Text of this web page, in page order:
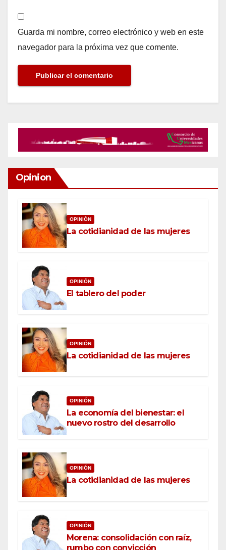
Guarda mi nombre, correo electrónico y web en este
navegador para la próxima vez que comente.
Opinion
OPINIÓN
La cotidianidad de las mujeres
OPINIÓN
El tablero del poder
OPINIÓN
La cotidianidad de las mujeres
OPINIÓN
La economía del bienestar: el
nuevo rostro del desarrollo
OPINIÓN
La cotidianidad de las mujeres
OPINIÓN
Morena: consolidación con raíz,
rumbo con convicción